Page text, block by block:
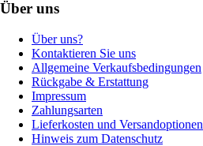
Über uns
Über uns?
Kontaktieren Sie uns
Allgemeine Verkaufsbedingungen
Rückgabe & Erstattung
Impressum
Zahlungsarten
Lieferkosten und Versandoptionen
Hinweis zum Datenschutz